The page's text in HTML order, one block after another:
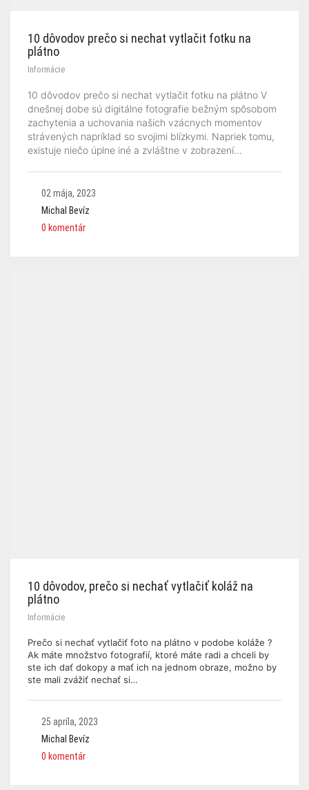
10 dôvodov prečo si nechat vytlačit fotku na
plátno
Informácie
10 dôvodov prečo si nechat vytlačit fotku na plátno V
dnešnej dobe sú digitálne fotografie bežným spôsobom
zachytenia a uchovania našich vzácnych momentov
strávených napríklad so svojimi blízkymi. Napriek tomu,
existuje niečo úplne iné a zvláštne v zobrazení…
02 mája, 2023
Michal Bevíz
0 komentár
10 dôvodov, prečo si nechať vytlačiť koláž na
plátno
Informácie
Prečo si nechať vytlačiť foto na plátno v podobe koláže ?
Ak máte množstvo fotografií, ktoré máte radi a chceli by
ste ich dať dokopy a mať ich na jednom obraze, možno by
ste mali zvážiť nechať si…
25 apríla, 2023
Michal Bevíz
0 komentár